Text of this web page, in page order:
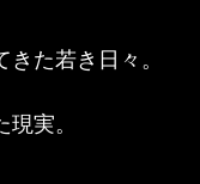
た若き日々。
実。